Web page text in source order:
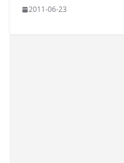
2011-06-23